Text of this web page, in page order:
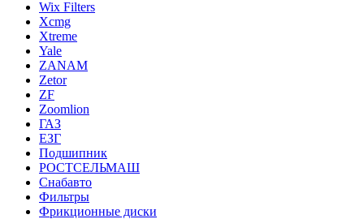
Wix Filters
Xcmg
Xtreme
Yale
ZANAM
Zetor
ZF
Zoomlion
ГАЗ
ЕЗГ
Подшипник
РОСТСЕЛЬМАШ
Снабавто
Фильтры
Фрикционные диски